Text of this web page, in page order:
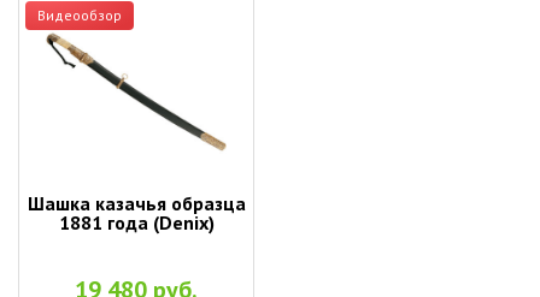
Видеообзор
Шашка казачья образца
1881 года (Denix)
19 480 руб.